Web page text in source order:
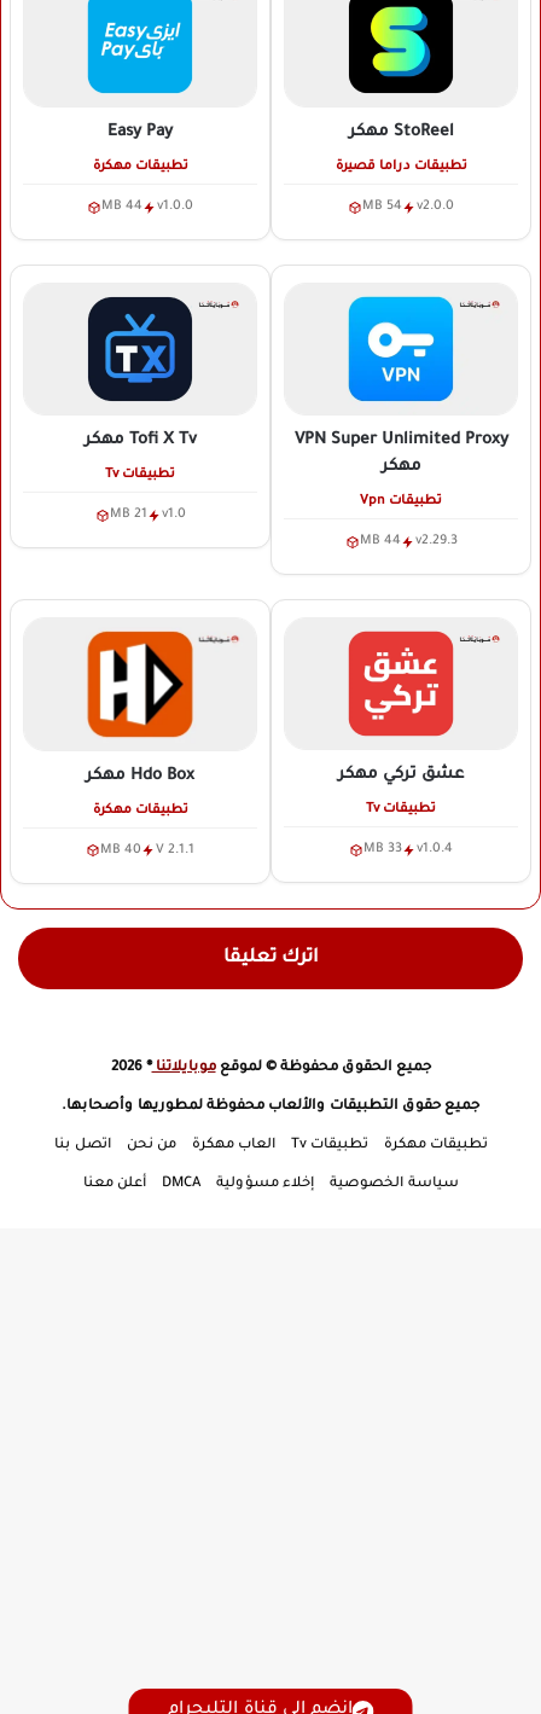
StoReel مهكر
تطبيقات دراما قصيرة
v2.0.0
54 MB
Easy Pay
تطبيقات مهكرة
v1.0.0
44 MB
VPN Super Unlimited Proxy
مهكر
تطبيقات Vpn
v2.29.3
44 MB
Tofi X Tv مهكر
تطبيقات Tv
v1.0
21 MB
عشق تركي مهكر
تطبيقات Tv
v1.0.4
33 MB
Hdo Box مهكر
تطبيقات مهكرة
V 2.1.1
40 MB
اترك تعليقا
جميع الحقوق محفوظة © لموقعموبايلاتنا® 2026
جميع حقوق التطبيقات والألعاب محفوظة لمطوريها وأصحابها.
تطبيقات مهكرة تطبيقات Tv العاب مهكرة من نحن اتصل بنا
سياسة الخصوصية إخلاء مسؤولية DMCA أعلن معنا